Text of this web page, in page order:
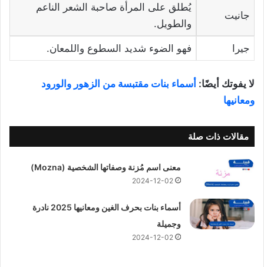
جانيت
يُطلق على المرأة صاحبة الشعر الناعم
والطويل.
جيرا فهو الضوء شديد السطوع واللمعان.
لا يفوتك أيضًا: أسماء بنات مقتبسة من الزهور والورود
ومعانيها
مقالات ذات صلة
معنى اسم مُزنة وصفاتها الشخصية (Mozna)
2024-12-02
أسماء بنات بحرف الغين ومعانيها 2025 نادرة
وجميلة
2024-12-02